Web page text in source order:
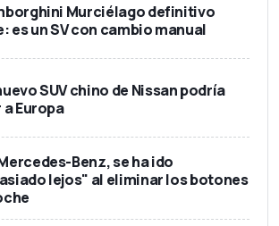
Murciélago definitivo
es un SV con cambio manual
SUV chino de Nissan podría
Europa
Benz, se ha ido
lejos" al eliminar los botones